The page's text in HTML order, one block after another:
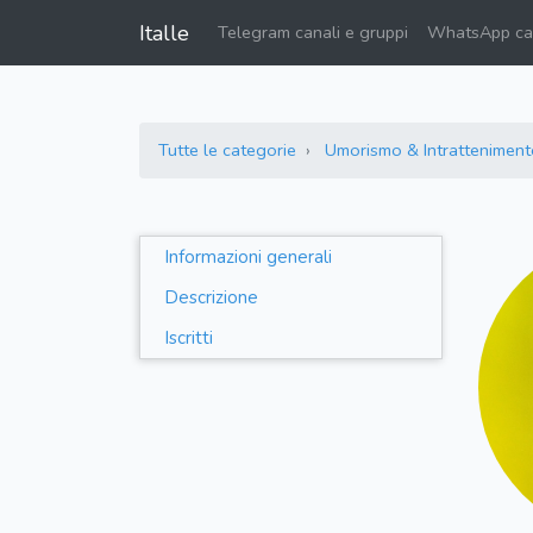
Italle Telegram canali e gruppi WhatsApp
Tutte le categorie Umorismo &
Informazioni generali
Descrizione
Iscritti